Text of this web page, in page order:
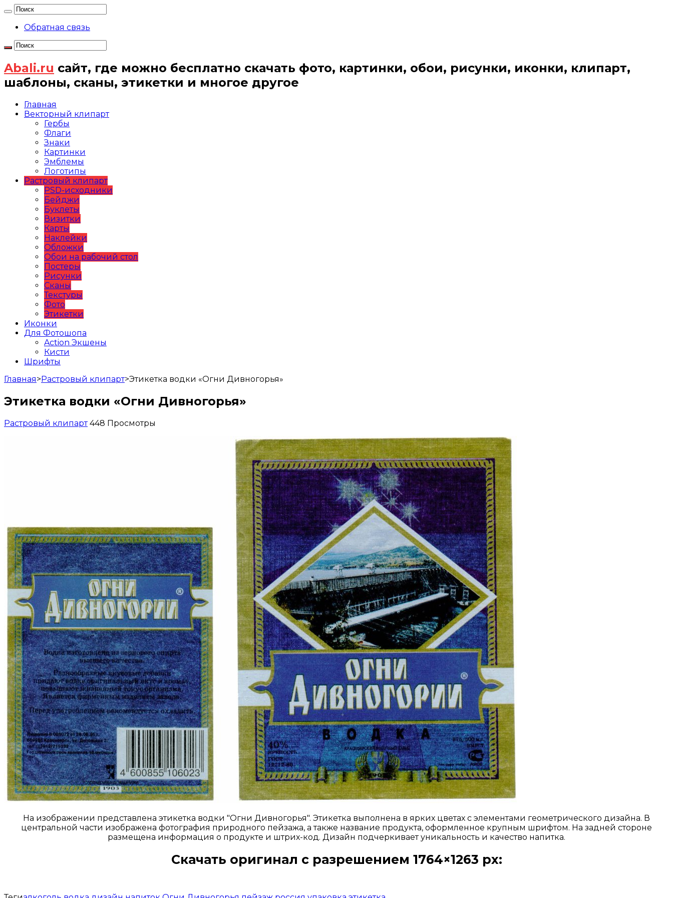
Обратная связь
Abali.ru сайт, где можно бесплатно скачать фото, картинки, обои, рисунки, иконки, клипарт,
шаблоны, сканы, этикетки и многое другое
Главная
Векторный клипарт
Гербы
Флаги
Знаки
Картинки
Эмблемы
Логотипы
Растровый клипарт
PSD-исходники
Бейджи
Буклеты
Визитки
Карты
Наклейки
Обложки
Обои на рабочий стол
Постеры
Рисунки
Сканы
Текстуры
Фото
Этикетки
Иконки
Для Фотошопа
Action Экшены
Кисти
Шрифты
Главная>Растровый клипарт>Этикетка водки «Огни Дивногорья»
Этикетка водки «Огни Дивногорья»
Растровый клипарт 448 Просмотры
На изображении представлена этикетка водки "Огни Дивногорья". Этикетка выполнена в ярких цветах с элементами геометрического дизайна. В
центральной части изображена фотография природного пейзажа, а также название продукта, оформленное крупным шрифтом. На задней стороне
размещена информация о продукте и штрих-код. Дизайн подчеркивает уникальность и качество напитка.
Скачать оригинал с разрешением 1764×1263 px: